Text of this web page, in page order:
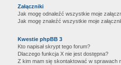
Załączniki
Jak mogę odnaleźć wszystkie moje
Jak mogę znaleźć wszystkie moje
Kwestie phpBB 3
Kto napisał skrypt tego forum?
Dlaczego funkcja X nie jest dostępna?
Z kim mam się skontaktować w